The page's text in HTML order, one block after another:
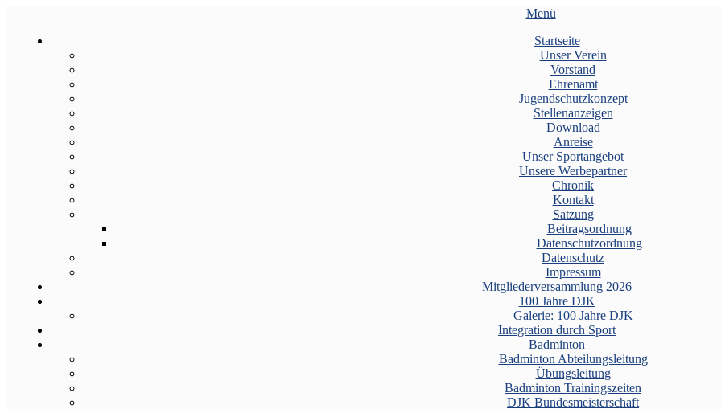
Menü
Startseite
Unser Verein
Vorstand
Ehrenamt
Jugendschutzkonzept
Stellenanzeigen
Download
Anreise
Unser Sportangebot
Unsere Werbepartner
Chronik
Kontakt
Satzung
Beitragsordnung
Datenschutzordnung
Datenschutz
Impressum
Mitgliederversammlung 2026
100 Jahre DJK
Galerie: 100 Jahre DJK
Integration durch Sport
Badminton
Badminton Abteilungsleitung
Übungsleitung
Badminton Trainingszeiten
DJK Bundesmeisterschaft